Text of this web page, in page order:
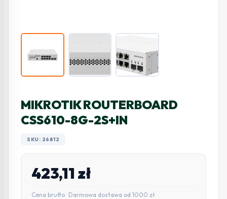
MIKROTIK ROUTERBOARD
CSS610-8G-2S+IN
SKU: 26812
423,11 zł
Cena brutto · Darmowa dostawa od 1000 zł